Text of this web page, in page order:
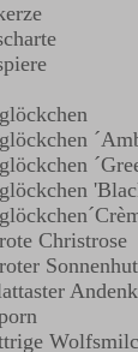
Christrose
Sonnenhut